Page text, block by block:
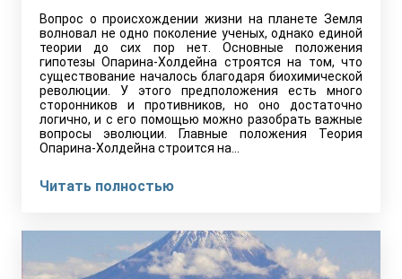
Вопрос о происхождении жизни на планете Земля
волновал не одно поколение ученых, однако единой
теории до сих пор нет. Основные положения
гипотезы Опарина-Холдейна строятся на том, что
существование началось благодаря биохимической
революции. У этого предположения есть много
сторонников и противников, но оно достаточно
логично, и с его помощью можно разобрать важные
вопросы эволюции. Главные положения Теория
Опарина-Холдейна строится на…
Читать полностью